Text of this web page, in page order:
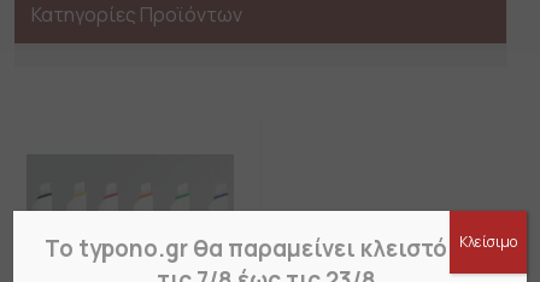
Κατηγορίες Προϊόντων
Το typono.gr θα παραμείνει κλειστό από
Κλείσιμο